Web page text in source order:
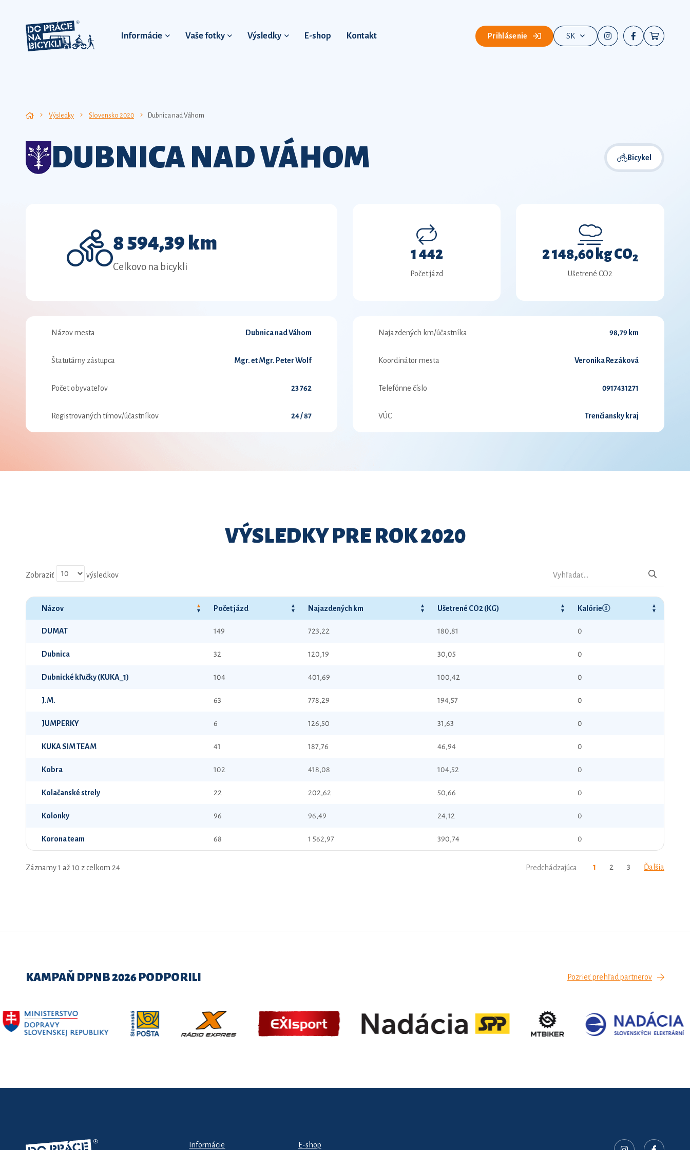
Informácie Vaše fotky Výsledky E-shop Kontakt Prihlásenie SK
Výsledky Slovensko 2020 Dubnica nad Váhom
DUBNICA NAD VÁHOM Bicykel
8 594,39 km
Celkovo na bicykli
1 442
Počet jázd
2 148,60 kg CO2
Ušetrené CO2
Názov mesta Dubnica nad Váhom
Štatutárny zástupca Mgr. et Mgr. Peter Wolf
Počet obyvateľov 23 762
Registrovaných tímov/účastníkov 24 / 87
Najazdených km/účastníka 98,79 km
Koordinátor mesta Veronika Rezáková
Telefónne číslo 0917431271
VÚC Trenčiansky kraj
VÝSLEDKY PRE ROK 2020
Zobraziť výsledkov
Názov Počet jázd Najazdených km Ušetrené CO2 (KG) Kalórie
DUMAT 149 723,22 180,81 0
Dubnica 32 120,19 30,05 0
Dubnické kľučky (KUKA_1) 104 401,69 100,42 0
J.M. 63 778,29 194,57 0
JUMPERKY 6 126,50 31,63 0
KUKA SIM TEAM 41 187,76 46,94 0
Kobra 102 418,08 104,52 0
Kolačanské strely 22 202,62 50,66 0
Kolonky 96 96,49 24,12 0
Korona team 68 1 562,97 390,74 0
Záznamy 1 až 10 z celkom 24 Predchádzajúca 1 2 3 Ďalšia
KAMPAŇ DPNB 2026 PODPORILI Pozrieť prehľad partnerov
Informácie E-shop